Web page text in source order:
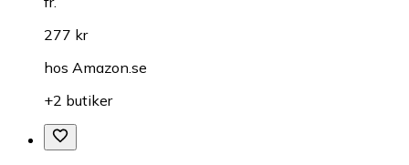
277 kr
hos Amazon.se
+2 butiker